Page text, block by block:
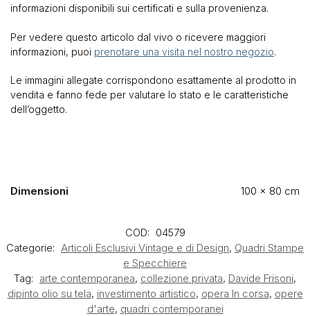
informazioni disponibili sui certificati e sulla provenienza.
Per vedere questo articolo dal vivo o ricevere maggiori
informazioni, puoi prenotare una visita nel nostro negozio.
Le immagini allegate corrispondono esattamente al prodotto in
vendita e fanno fede per valutare lo stato e le caratteristiche
dell’oggetto.
Dimensioni 100 × 80 cm
COD: 04579
Categorie: Articoli Esclusivi Vintage e di Design, Quadri Stampe
e Specchiere
Tag: arte contemporanea, collezione privata, Davide Frisoni,
dipinto olio su tela, investimento artistico, opera In corsa, opere
d'arte, quadri contemporanei